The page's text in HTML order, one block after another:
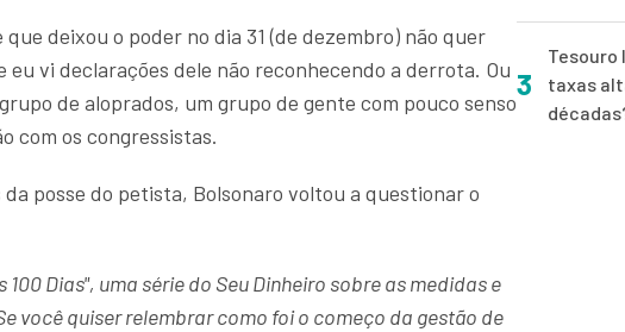
deixou o poder no dia 31 (de dezembro) não quer
vi declarações dele não reconhecendo a derrota. Ou
de aloprados, um grupo de gente com pouco senso
com os congressistas.
posse do petista, Bolsonaro voltou a questionar o
Dias", uma série do Seu Dinheiro sobre as medidas e
você quiser relembrar como foi o começo da gestão de
3
Tesouro
taxas